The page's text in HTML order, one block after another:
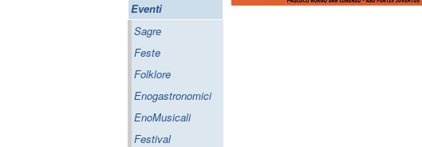
Eventi
Sagre
Feste
Folklore
Enogastronomici
EnoMusicali
Festival